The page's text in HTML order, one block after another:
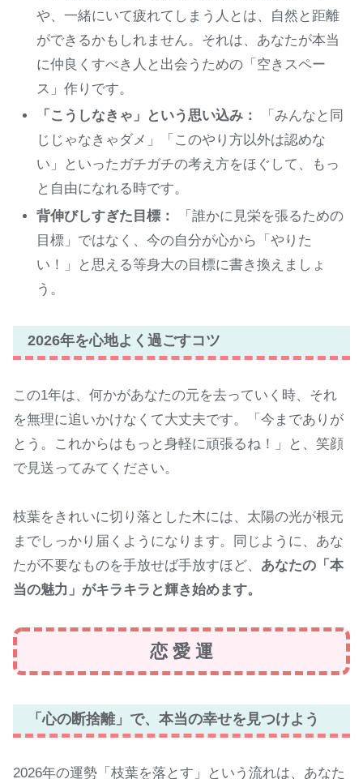
や、一緒にいて疲れてしまう人とは、自然と距離
ができるかもしれません。それは、あなたが本当
に仲良くすべき人と出会うための「空きスペー
ス」作りです。
「こうしなきゃ」という思い込み：
「みんなと同
じじゃなきゃダメ」「このやり方以外は認めな
い」といったガチガチの考え方をほぐして、もっ
と自由になれる時です。
背伸びしすぎた目標：
「誰かに見栄を張るための
目標」ではなく、今の自分が心から「やりた
い！」と思える等身大の目標に書き換えましょ
う。
2026年を心地よく過ごすコツ
この1年は、何かがあなたの元を去っていく時、それ
を無理に追いかけなくて大丈夫です。「今までありが
とう。これからはもっと身軽に頑張るね！」と、笑顔
で見送ってみてください。
枝葉をきれいに切り落とした木には、太陽の光が根元
までしっかり届くようになります。同じように、あな
たが不要なものを手放せば手放すほど、 あなたの「本
当の魅力」がキラキラと輝き始めます。
恋 愛 運
「心の断捨離」で、本当の幸せを見つけよう
2026年の運勢「枝葉を落とす」という流れは、あなた